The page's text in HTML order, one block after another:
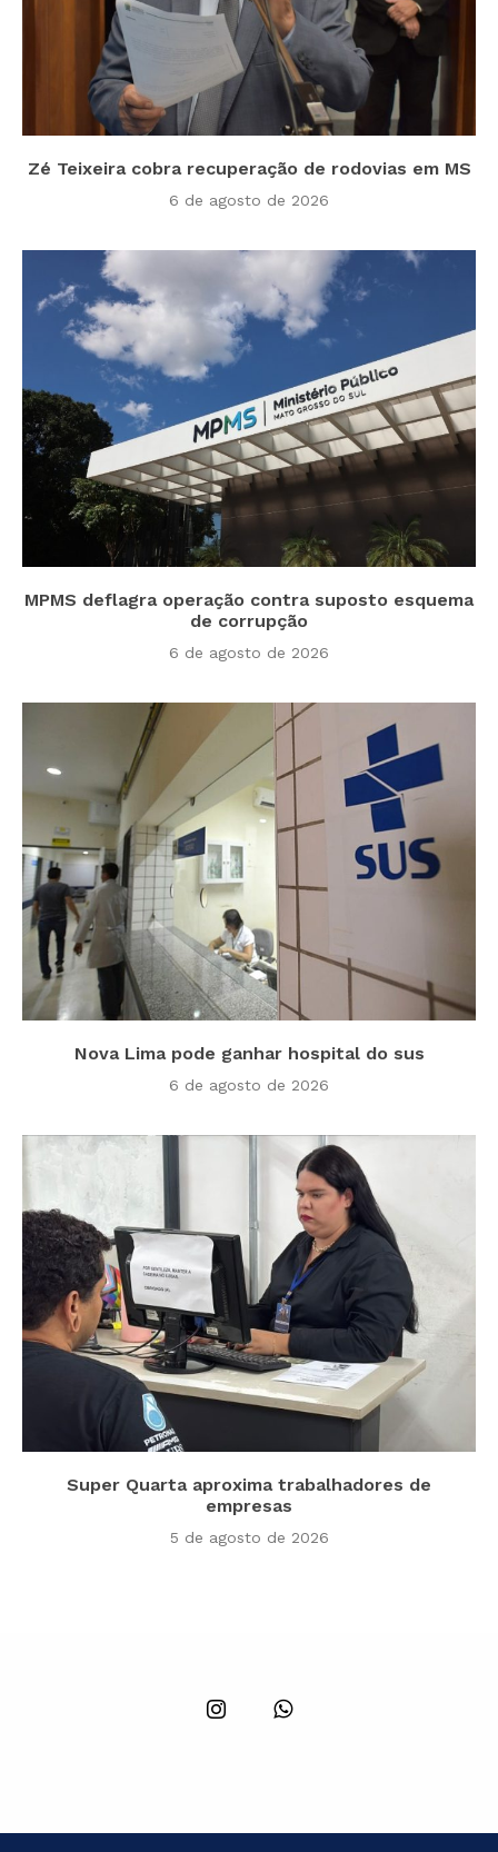
Zé Teixeira cobra recuperação de rodovias em MS
6 de agosto de 2026
MPMS deflagra operação contra suposto esquema
de corrupção
6 de agosto de 2026
Nova Lima pode ganhar hospital do sus
6 de agosto de 2026
Super Quarta aproxima trabalhadores de
empresas
5 de agosto de 2026